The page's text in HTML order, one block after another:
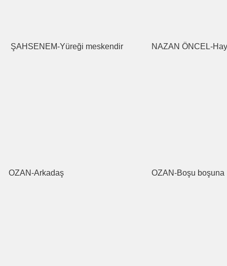
ŞAHSENEM-Yüreği meskendir NAZAN ÖNCEL-
OZAN-Arkadaş OZAN-Boşu boşuna